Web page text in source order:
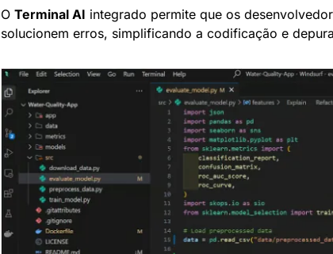
O Terminal AI integrado permite que os
solucionem erros, simplificando a codificação e